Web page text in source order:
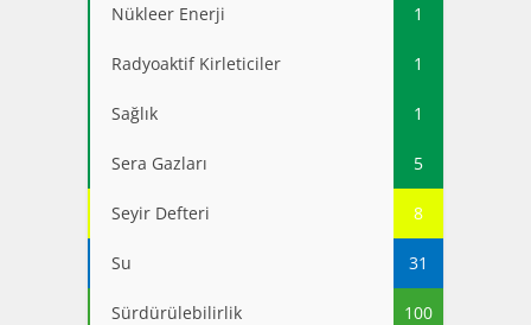
Nükleer Enerji 1
Radyoaktif Kirleticiler 1
Sağlık 1
Sera Gazları 5
Seyir Defteri 8
Su 31
Sürdürülebilirlik 100